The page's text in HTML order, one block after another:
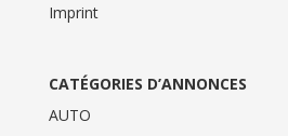
Imprint
CATÉGORIES D’ANNONCES
AUTO